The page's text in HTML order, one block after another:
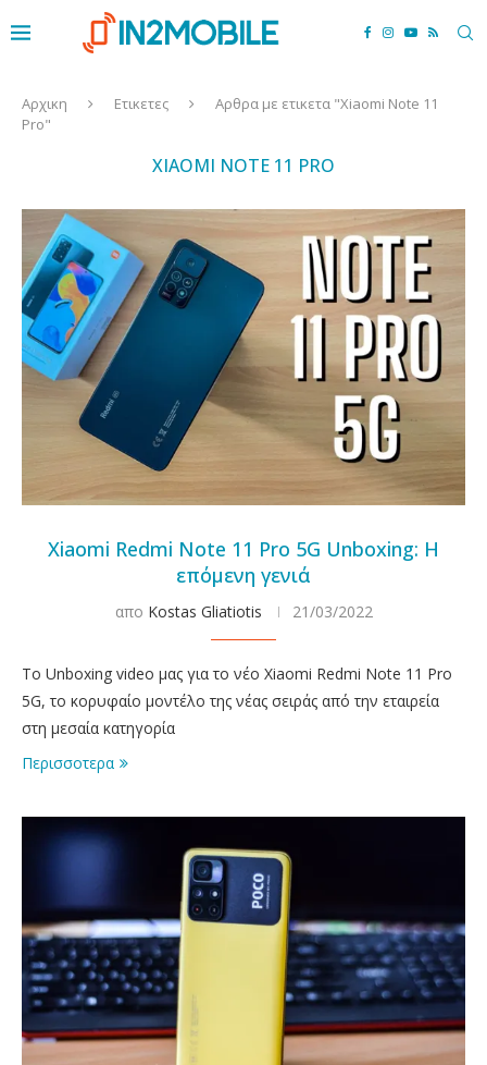
Αρχικη Ετικετες
Αρθρα με ετικετα "Xiaomi Note 11
Pro"
XIAOMI NOTE 11 PRO
Xiaomi Redmi Note 11 Pro 5G Unboxing: Η
επόμενη γενιά
απο Kostas Gliatiotis 21/03/2022
Το Unboxing video μας για το νέο Xiaomi Redmi Note 11 Pro
5G, το κορυφαίο μοντέλο της νέας σειράς από την εταιρεία
στη μεσαία κατηγορία
Περισσοτερα